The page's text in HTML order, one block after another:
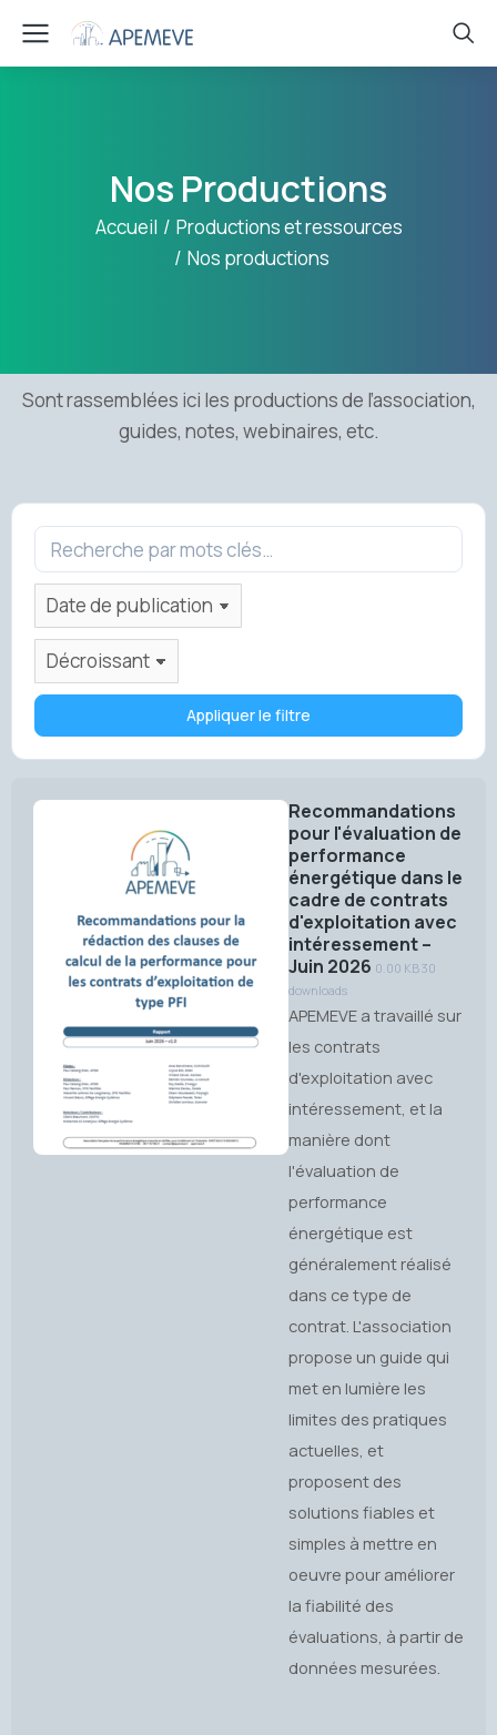
Nos Productions
Vous êtes ici :
Accueil
Productions et ressources
Nos productions
Sont rassemblées ici les productions de l’association,
guides, notes, webinaires, etc.
Appliquer le filtre
Recommandations
pour l'évaluation de
performance
énergétique dans le
cadre de contrats
d'exploitation avec
intéressement –
Juin 2026 0.00 KB30
downloads
APEMEVE a travaillé sur
les contrats
d'exploitation avec
intéressement, et la
manière dont
l'évaluation de
performance
énergétique est
généralement réalisé
dans ce type de
contrat. L'association
propose un guide qui
met en lumière les
limites des pratiques
actuelles, et
proposent des
solutions fiables et
simples à mettre en
oeuvre pour améliorer
la fiabilité des
évaluations, à partir de
données mesurées.